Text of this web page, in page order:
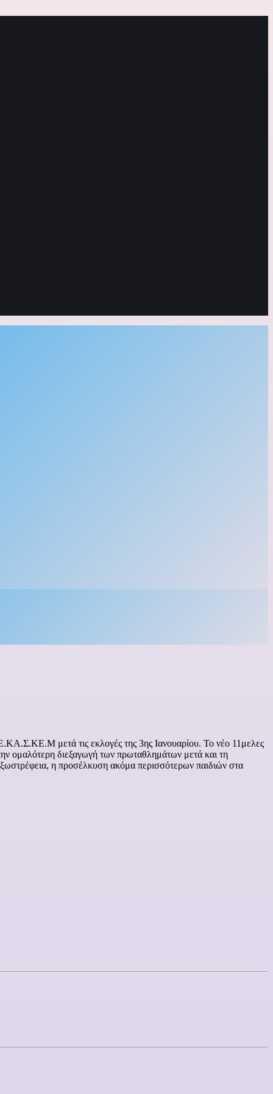
μετά τις εκλογές της 3ης Ιανουαρίου. Το νέο 11μελες
ομαλότερη διεξαγωγή των πρωταθλημάτων μετά και τη
η προσέλκυση ακόμα περισσότερων παιδιών στα